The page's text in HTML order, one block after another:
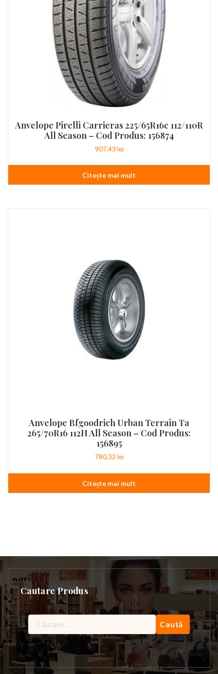
Anvelope Pirelli Carrieras 225/65R16c 112/110R
All Season – Cod Produs: 156874
907,43 lei
Citește mai mult
Anvelope Bfgoodrich Urban Terrain Ta
265/70R16 112H All Season – Cod Produs:
156895
780,32 lei
Citește mai mult
Cautare Produs
Caută
după: